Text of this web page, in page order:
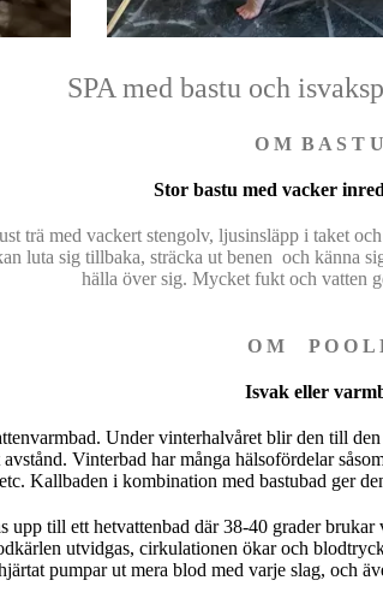
SPA med bastu och
O M B A S T
Stor bastu med vacker
trä med vackert stengolv, ljusinsläpp i taket
luta sig tillbaka, sträcka ut benen och känna
hälla över sig. Mycket fukt och vatten
O M P O O L
Isvak eller
Under vinterhalvåret blir den till
Vinterbad har många hälsofördelar
etc. Kallbaden i kombination med bastubad ger
till ett hetvattenbad där 38-40 grader
utvidgas, cirkulationen ökar och
pumpar ut mera blod med varje slag, och